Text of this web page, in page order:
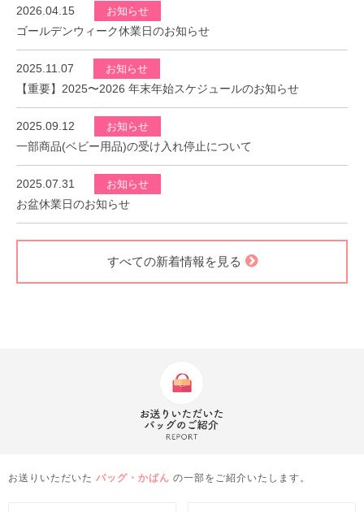
2026.04.15 お知らせ
ゴールデンウィーク休業日のお知らせ
2025.11.07 お知らせ
【重要】2025〜2026 年末年始スケジュールのお知らせ
2025.09.12 お知らせ
一部商品(ベビー用品)の受け入れ停止について
2025.07.31 お知らせ
お盆休業日のお知らせ
すべての新着情報を見る
お送りいただいた バッグ・かばん の一部をご紹介いたします。